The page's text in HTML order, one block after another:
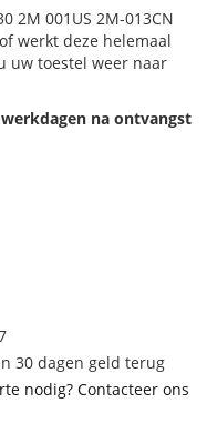
2M 001US 2M-013CN
werkt deze helemaal
uw toestel weer naar
na ontvangst
30 dagen geld terug
nodig? Contacteer ons